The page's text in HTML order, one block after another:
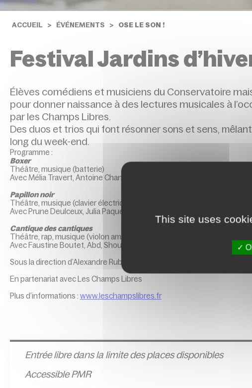
ACCUEIL ÉVÉNEMENTS OSE LE SON !
Festival Jardins
Élèves comédiens et musiciens du Conservatoire
pour donner naissance à des lectures musicales à
par les Champs Libres.
Des duos et trios qui font résonner sons et sens,
long du week-end.
Programme :
Boxer
Théâtre, musique (batterie)
Avec Mélia Travert, Antoine Chanson, Alexandre Tarcy
Papillon noir
Théâtre, musique (clavier électrique)
Avec Prune Deulceux, Julia Paquet
Cantique des cantiques
Théâtre, rap, musique (violon amplifié et chant)
Avec Faustine Boutet, Abd, Shoua Ly
Sous la direction d’Alexandre Rubin & Sarah Mirante-Petit
En partenariat avec Les Champs Libres
Plus d’informations : www.leschampslibres.fr
Entrée libre dans la limite des places disponibles
Accessible PMR
This site uses